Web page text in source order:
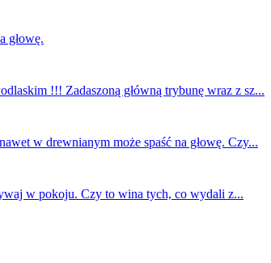
głowę.
!!! Zadaszoną główną trybunę wraz z sz...
w drewnianym może spaść na głowę. Czy...
w pokoju. Czy to wina tych, co wydali z...